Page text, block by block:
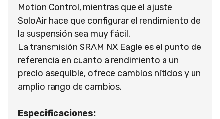
Motion Control, mientras que el ajuste
SoloAir hace que configurar el rendimiento de
la suspensión sea muy fácil.
La transmisión SRAM NX Eagle es el punto de
referencia en cuanto a rendimiento a un
precio asequible, ofrece cambios nítidos y un
amplio rango de cambios.
Especificaciones: